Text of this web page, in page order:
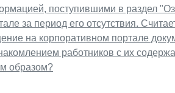
поступившими в раздел
за период его отсутствия.
на корпоративном портале
работников с их
образом?